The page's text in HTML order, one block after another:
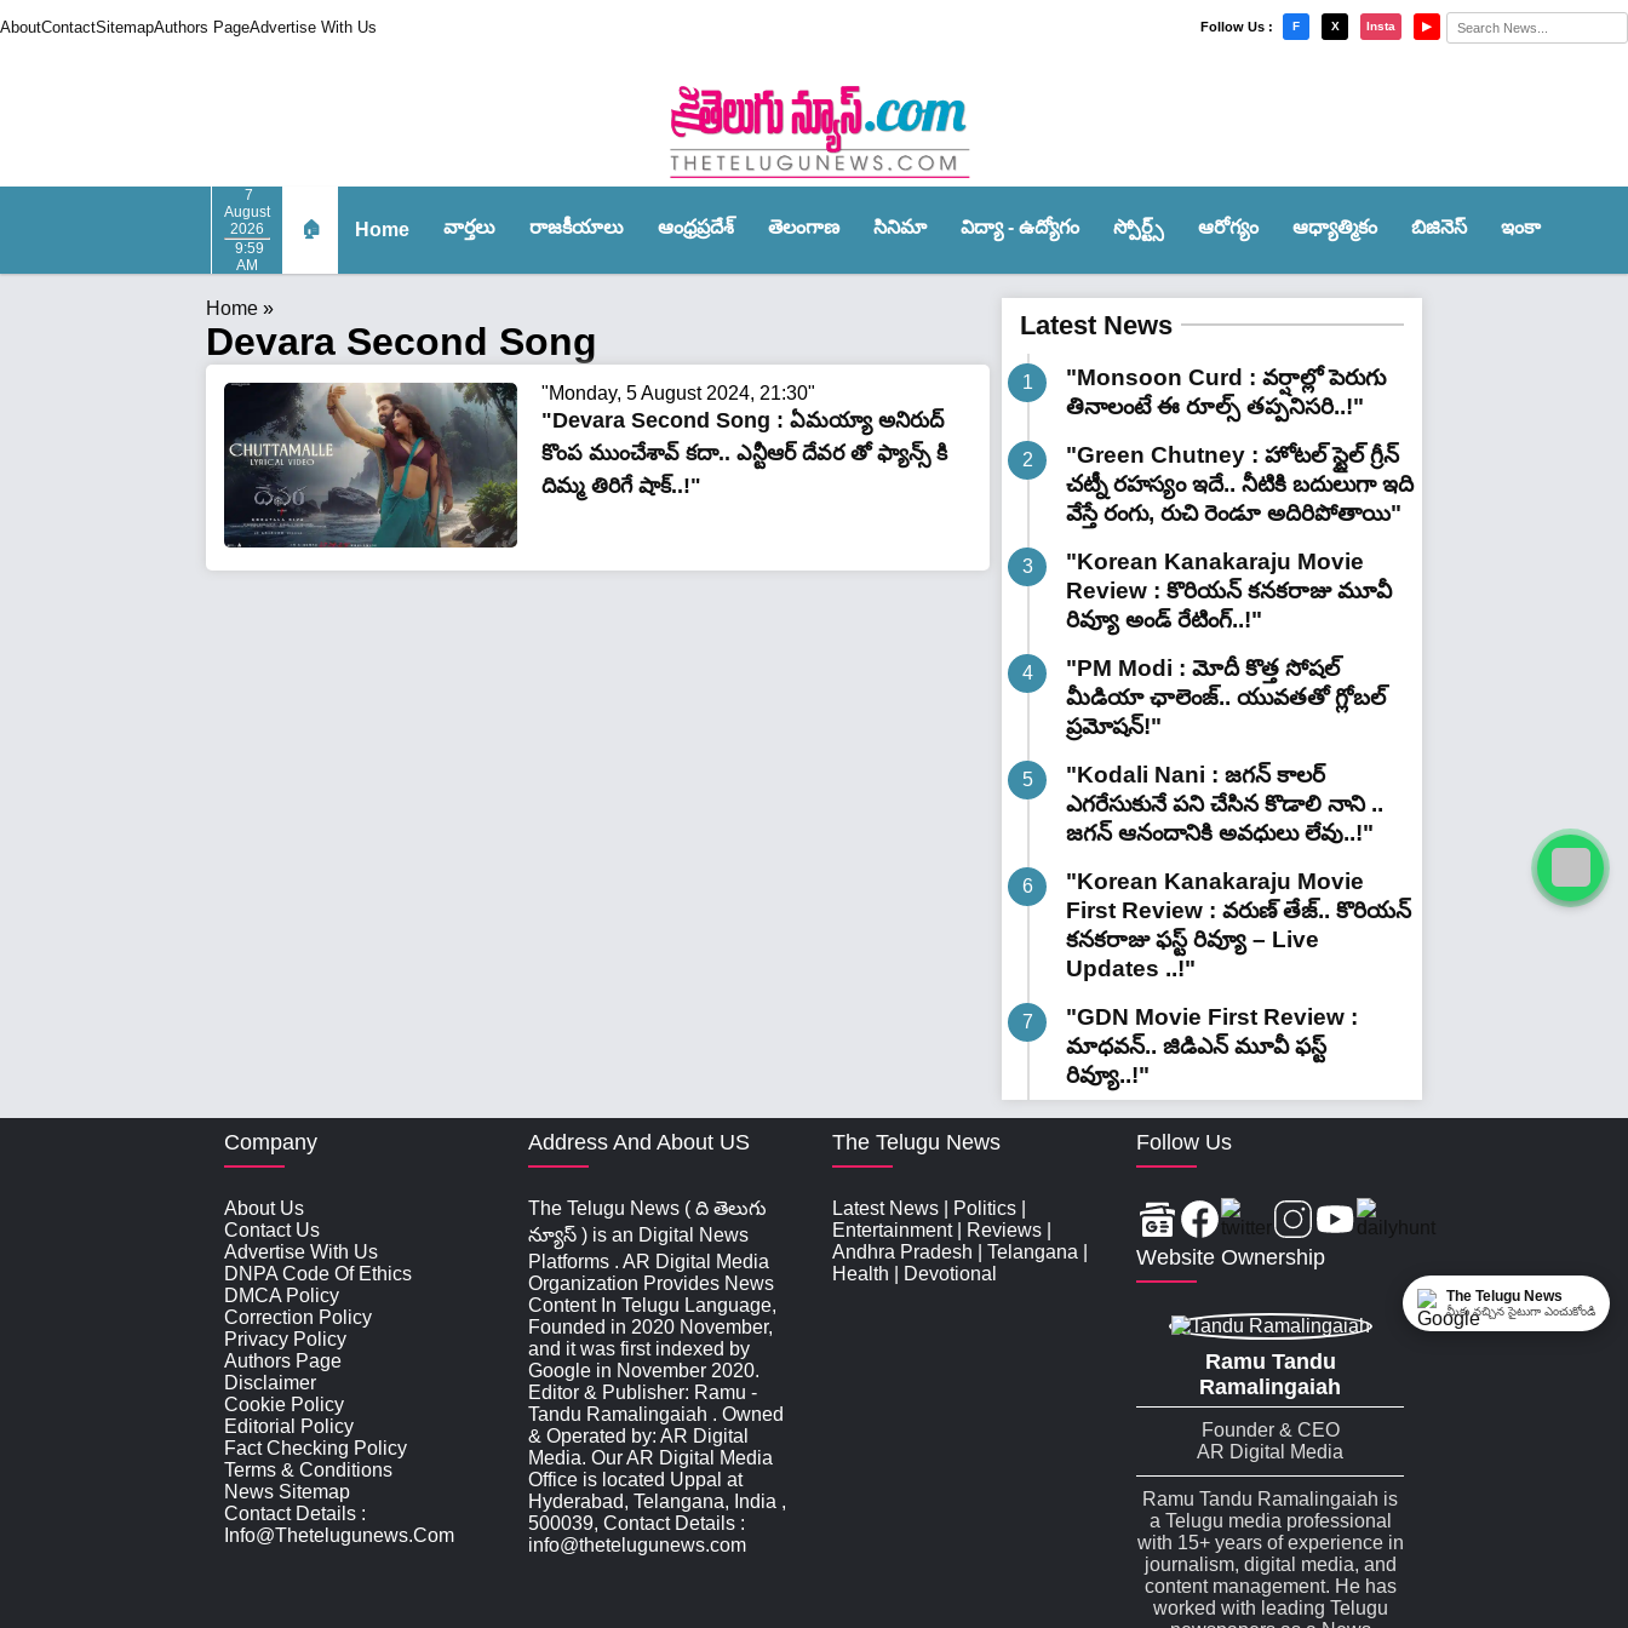
AboutContactSitemapAuthors PageAdvertise With Us Follow Us : F X Insta ▶
7
August
2026
9:59
AM
🏠 Home వార్త‌లు రాజ‌కీయాలు ఆంధ్ర‌ప్ర‌దేశ్‌ తెలంగాణ‌ సినిమా విద్యా - ఉద్యోగం స్పోర్ట్స్‌ ఆరోగ్యం ఆధ్యాత్మికం బిజినెస్ ఇంకా
×
Home »
Devara Second Song
"Monday, 5 August 2024, 21:30"
"Devara Second Song : ఏమయ్యా అనిరుద్
కొంప ముంచేశావ్ కదా.. ఎన్టీఆర్ దేవర తో ఫ్యాన్స్ కి
దిమ్మ తిరిగే షాక్..!"
Latest News
"Monsoon Curd : వర్షాల్లో పెరుగు
తినాలంటే ఈ రూల్స్ తప్పనిసరి..!"
"Green Chutney : హోటల్ స్టైల్ గ్రీన్
చట్నీ రహస్యం ఇదే.. నీటికి బదులుగా ఇది
వేస్తే రంగు, రుచి రెండూ అదిరిపోతాయి"
"Korean Kanakaraju Movie
Review : కొరియన్ కనకరాజు మూవీ
రివ్యూ అండ్ రేటింగ్‌..!"
"PM Modi : మోదీ కొత్త సోషల్
మీడియా ఛాలెంజ్.. యువతతో గ్లోబల్
ప్రమోషన్!"
"Kodali Nani : జగన్ కాలర్
ఎగరేసుకునే పని చేసిన కొడాలి నాని ..
జగన్ ఆనందానికి అవధులు లేవు..!"
"Korean Kanakaraju Movie
First Review : వరుణ్ తేజ్.. కొరియన్
కనకరాజు ఫస్ట్ రివ్యూ – Live
Updates ..!"
"GDN Movie First Review :
మాధవన్.. జిడిఎన్ మూవీ ఫ‌స్ట్
రివ్యూ..!"
Company
About Us
Contact Us
Advertise With Us
DNPA Code Of Ethics
DMCA Policy
Correction Policy
Privacy Policy
Authors Page
Disclaimer
Cookie Policy
Editorial Policy
Fact Checking Policy
Terms & Conditions
News Sitemap
Contact Details :
Info@thetelugunews.com
Address And About US
The Telugu News ( ది తెలుగు
న్యూస్‌ ) is an Digital News
Platforms . AR Digital Media
Organization Provides News
Content In Telugu Language,
Founded in 2020 November,
and it was first indexed by
Google in November 2020.
Editor & Publisher: Ramu -
Tandu Ramalingaiah . Owned
& Operated by: AR Digital
Media. Our AR Digital Media
Office is located Uppal at
Hyderabad, Telangana, India ,
500039, Contact Details :
info@thetelugunews.com
The Telugu News
Latest News Politics
Entertainment| Reviews
Andhra Pradesh
Telangana
Health
Devotional
Follow Us
Website Ownership
Ramu Tandu
Ramalingaiah
Founder & CEO
AR Digital Media
Ramu Tandu Ramalingaiah is
a Telugu media professional
with 15+ years of experience in
journalism, digital media, and
content management. He has
worked with leading Telugu
The Telugu News
మీకు నచ్చిన సైటుగా ఎంచుకోండి